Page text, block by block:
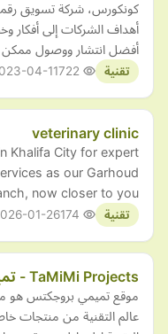
كونكورس، شركة تسويق
أهداف الشركات إلى أفكار
أفضل انتشار ووصول ممكن
تقنية 04-11
veterinary clinic
Khalifa City for expert
as our Garhoud
now closer to you!
تقنية 01-26
TaMiMi Projects - تميمي بروجكتس
موقع تميمي بروجكتس
عالم التقنية من منتجات